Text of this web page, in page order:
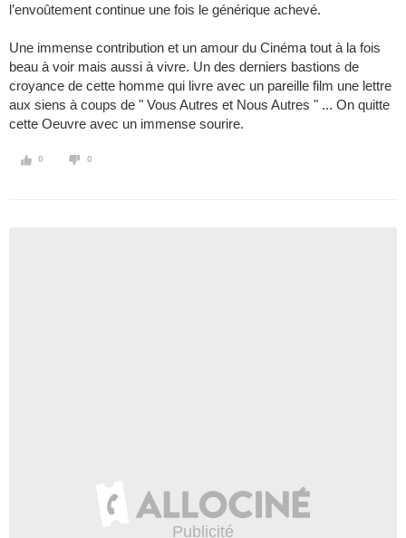
l’envoûtement continue une fois le générique achevé.
Une immense contribution et un amour du Cinéma tout à la fois
beau à voir mais aussi à vivre. Un des derniers bastions de
croyance de cette homme qui livre avec un pareille film une lettre
aux siens à coups de " Vous Autres et Nous Autres " ... On quitte
cette Oeuvre avec un immense sourire.
0 0